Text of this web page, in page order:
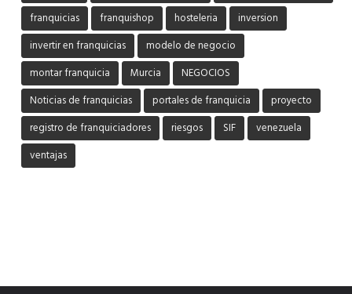
franquicias
franquishop hosteleria
inversion
invertir en franquicias
modelo de negocio
montar franquicia
Murcia
NEGOCIOS
Noticias de franquicias
portales de franquicia
proyecto
registro de franquiciadores
riesgos SIF
venezuela
ventajas